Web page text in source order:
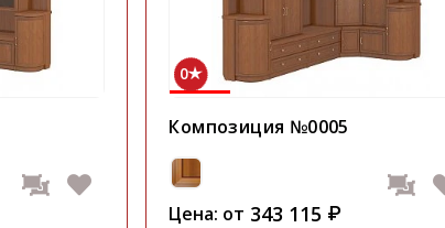
0
Композиция №0005
Цена: от 343 115 ₽